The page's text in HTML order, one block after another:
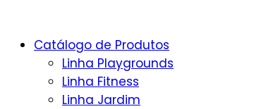
Catálogo de Produtos
Linha Playgrounds
Linha Fitness
Linha Jardim